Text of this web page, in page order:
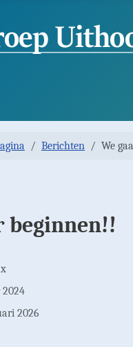
Berichten We
beginnen!!
2024
2026